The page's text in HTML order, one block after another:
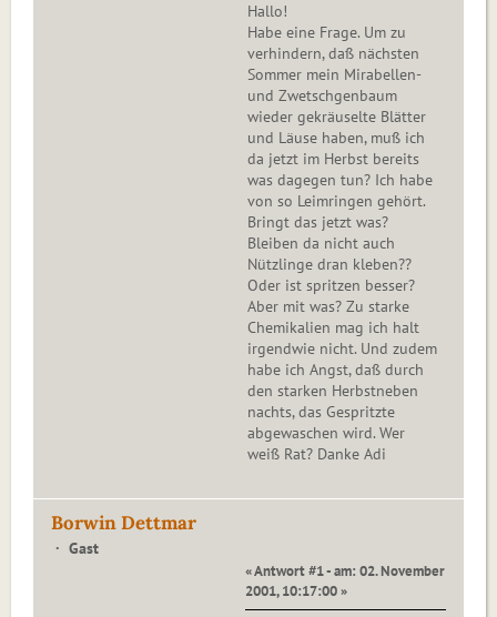
Hallo!
Habe eine Frage. Um zu
verhindern, daß nächsten
Sommer mein Mirabellen-
und Zwetschgenbaum
wieder gekräuselte Blätter
und Läuse haben, muß ich
da jetzt im Herbst bereits
was dagegen tun? Ich habe
von so Leimringen gehört.
Bringt das jetzt was?
Bleiben da nicht auch
Nützlinge dran kleben??
Oder ist spritzen besser?
Aber mit was? Zu starke
Chemikalien mag ich halt
irgendwie nicht. Und zudem
habe ich Angst, daß durch
den starken Herbstneben
nachts, das Gespritzte
abgewaschen wird. Wer
weiß Rat? Danke Adi
Borwin Dettmar
Gast
« Antwort #1 - am: 02. November
2001, 10:17:00 »